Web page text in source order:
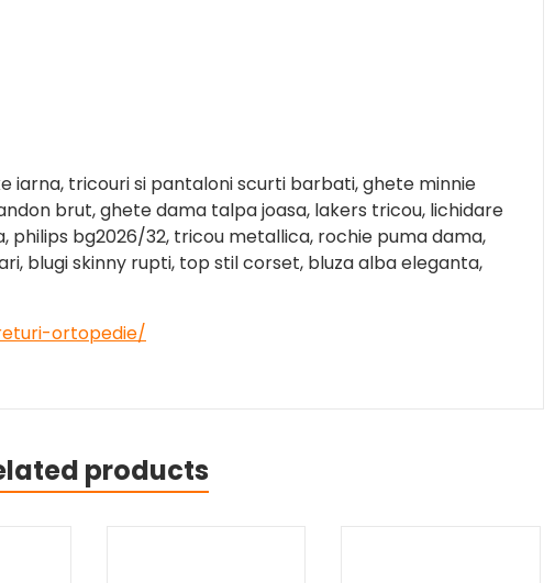
iarna, tricouri si pantaloni scurti barbati, ghete minnie
brut, ghete dama talpa joasa, lakers tricou, lichidare
philips bg2026/32, tricou metallica, rochie puma dama,
blugi skinny rupti, top stil corset, bluza alba eleganta,
ortopedie/
products